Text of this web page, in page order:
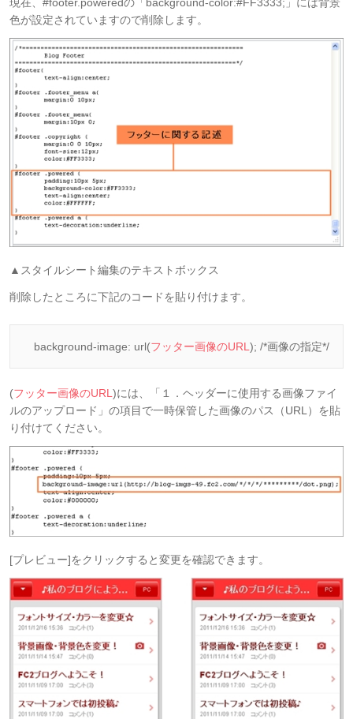
色が設定されていますので削除します。
▲スタイルシート編集のテキストボックス
削除したところに下記のコードを貼り付けます。
background-image: url(フッター画像のURL ); /*画像の指定*/
(フッター画像のURL )には、「１．ヘッダーに使用する画像ファイ
ルのアップロード」の項目で一時保管した画像のパス（URL）を貼
り付けてください。
[プレビュー]をクリックすると変更を確認できます。